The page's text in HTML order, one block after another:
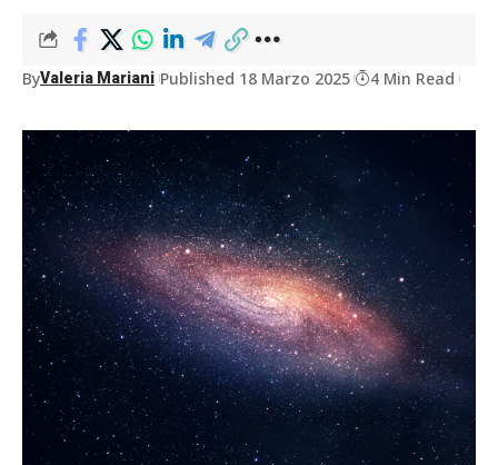
ByValeria Mariani Published 18 Marzo 2025 4 Min Read